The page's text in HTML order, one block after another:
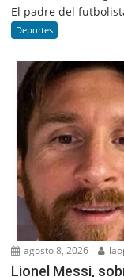
El padre del
Deportes
agosto 8, 2026
Lionel Messi,